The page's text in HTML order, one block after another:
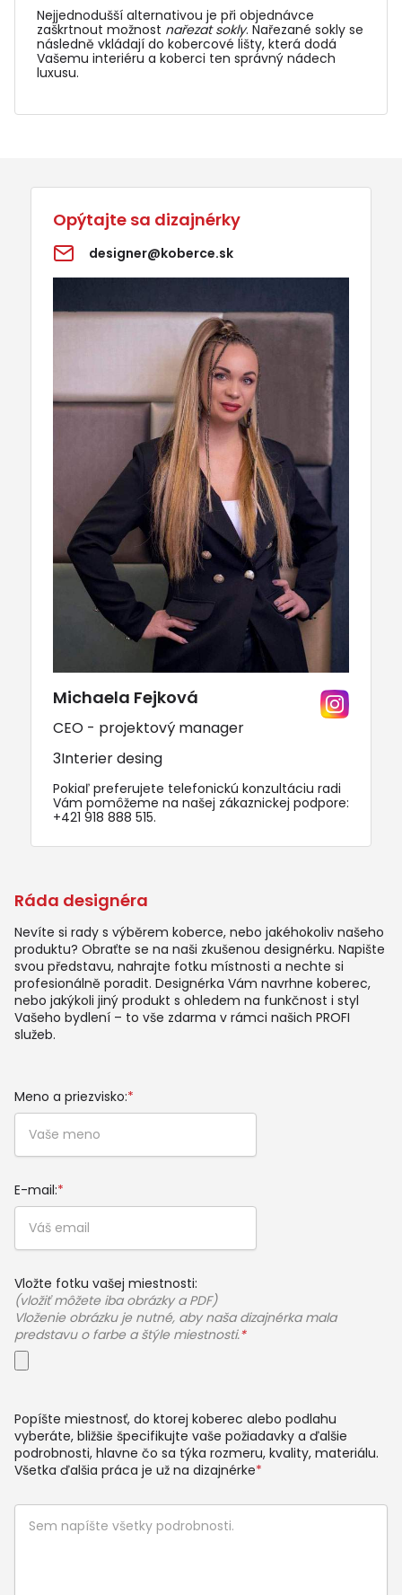
Nejjednodušší alternativou je při objednávce
zaškrtnout možnost nařezat sokly. Nařezané sokly se
následně vkládají do kobercové lišty, která dodá
Vašemu interiéru a koberci ten správný nádech
luxusu.
Ráda designéra
Nevíte si rady s výběrem koberce, nebo jakéhokoliv našeho
produktu? Obraťte se na naši zkušenou designérku. Napište
svou představu, nahrajte fotku místnosti a nechte si
profesionálně poradit. Designérka Vám navrhne koberec,
nebo jakýkoli jiný produkt s ohledem na funkčnost i styl
Vašeho bydlení – to vše zdarma v rámci našich PROFI
služeb.
Meno a priezvisko:*
E-mail:*
Vložte fotku vašej miestnosti:
(vložiť môžete iba obrázky a PDF)
Vloženie obrázku je nutné, aby naša dizajnérka mala
predstavu o farbe a štýle miestnosti.*
Popíšte miestnosť, do ktorej koberec alebo podlahu
vyberáte, bližšie špecifikujte vaše požiadavky a ďalšie
podrobnosti, hlavne čo sa týka rozmeru, kvality, materiálu.
Všetka ďalšia práca je už na dizajnérke*
Opýtajte sa dizajnérky
designer@koberce.sk
Michaela Fejková
CEO - projektový manager
3Interier desing
Pokiaľ preferujete telefonickú konzultáciu radi
Vám pomôžeme na našej zákaznickej podpore:
+421 918 888 515.